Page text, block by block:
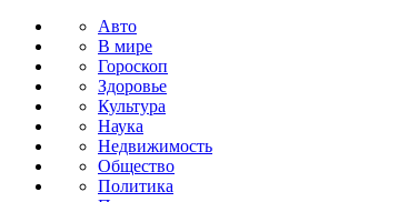
Авто
В мире
Гороскоп
Здоровье
Культура
Наука
Недвижимость
Общество
Политика